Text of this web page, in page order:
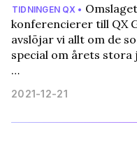
TIDNINGEN QX •
konferencierer till QX
avslöjar vi allt om de
special om årets stora
…
2021-12-21